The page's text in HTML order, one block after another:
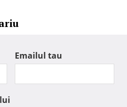
Emailul tau